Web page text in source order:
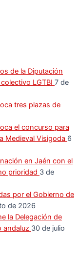
de la Diputación
LGTBI 7 de
tres plazas de
el concurso para
Medieval Visigoda 6
en Jaén con el
prioridad 3 de
por el Gobierno de
de 2026
la Delegación de
andaluz 30 de julio